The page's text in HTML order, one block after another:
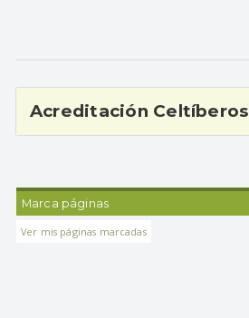
Acreditación Celtíberos
Marca páginas
Ver mis páginas marcadas